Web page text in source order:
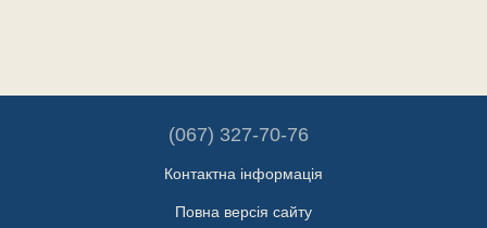
(067) 327-70-76
Контактна інформація
Повна версія сайту